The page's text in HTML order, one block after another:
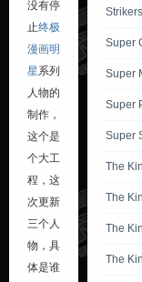
没有停
止终极
漫画明
星系列
人物的
制作，
这个是
个大工
程，这
次更新
三个人
物，具
体是谁
Super
Super
Super
Super
The
The
The
The